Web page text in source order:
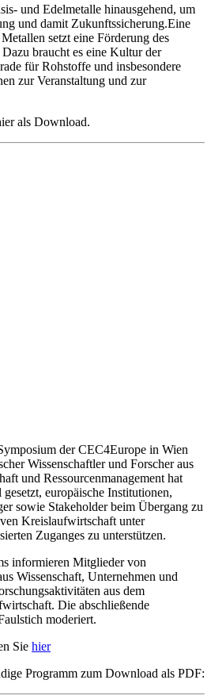
und Edelmetalle hinausgehend, um
und damit Zukunftssicherung.Eine
setzt eine Förderung des
braucht es eine Kultur der
für Rohstoffe und insbesondere
zur Veranstaltung und zur
als Download.
der CEC4Europe in Wien
Wissenschaftler und Forscher aus
und Ressourcenmanagement hat
europäische Institutionen,
sowie Stakeholder beim Übergang zu
Kreislaufwirtschaft unter
Zuganges zu unterstützen.
informieren Mitglieder von
Wissenschaft, Unternehmen und
aus dem
Die abschließende
moderiert.
Sie hier
Programm zum Download als PDF: